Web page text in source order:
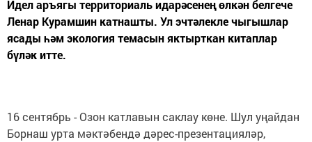
Идел аръягы территориаль идарәсенең өлкән белгече
Ленар Курамшин катнашты. Ул эчтәлекле чыгышлар
ясады һәм экология темасын яктырткан китаплар
бүләк итте.
16 сентябрь - Озон катлавын саклау көне. Шул уңайдан
Борнаш урта мәктәбендә дәрес-презентацияләр,